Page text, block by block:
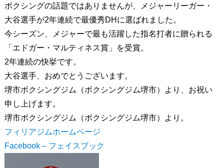
ボクシングの話題ではありませんが、メジャーリーガー・
大谷選手が2年連続で最優秀DHに選ばれました。
今シーズン、メジャーで最も活躍した指名打者に贈られる
「エドガー・マルティネス賞」を受賞。
2年連続の快挙です。
大谷選手、おめでとうございます。
堺市ボクシングジム（ボクシングジム堺市）より、お祝い
申し上げます。
堺市ボクシングジム（ボクシングジム堺市）より。
フィリアジムホームページ
Facebook – フェイスブック